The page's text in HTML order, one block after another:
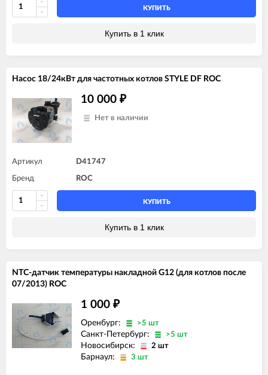
КУПИТЬ
Купить в 1 клик
Насос 18/24кВт для частотных котлов STYLE DF ROC
10 000 ₽
Нет в наличии
Артикул D41747
Бренд ROC
КУПИТЬ
Купить в 1 клик
NTC-датчик температуры накладной G12 (для котлов после
07/2013) ROC
1 000 ₽
Оренбург: >5 шт
Санкт-Петербург: >5 шт
Новосибирск: 2 шт
Барнаул: 3 шт